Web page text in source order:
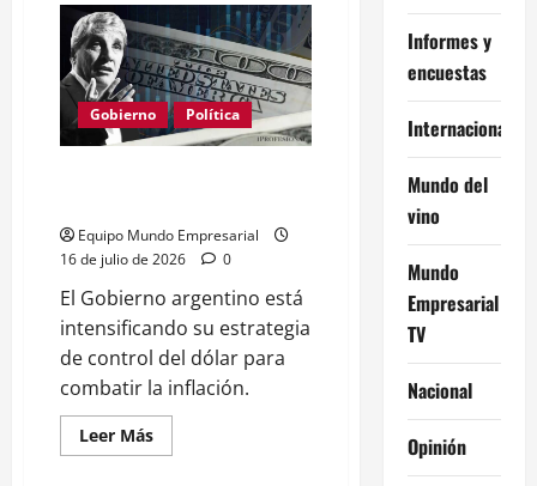
liderará
Red
Iberoamericana:
impacto
en
garantías
pyme
Gobierno Política
Equipo Mundo Empresarial
16 de julio de 2026
0
El Gobierno argentino está
intensificando su estrategia
de control del dólar para
combatir la inflación.
Leer MásLeer
más
Informes y
encuestas
Internacional
Mundo del
vino
Mundo
Empresarial
TV
Nacional
Opinión